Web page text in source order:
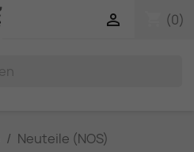
(0)

Neuteile (NOS)